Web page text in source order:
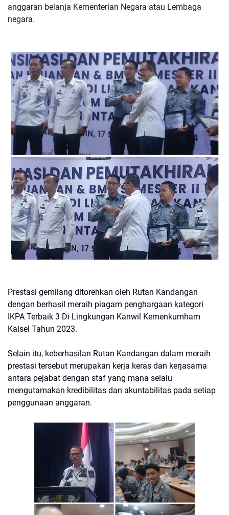
anggaran belanja Kementerian Negara atau Lembaga
negara.
Prestasi gemilang ditorehkan oleh Rutan Kandangan
dengan berhasil meraih piagam penghargaan kategori
IKPA Terbaik 3 Di Lingkungan Kanwil Kemenkumham
Kalsel Tahun 2023.
Selain itu, keberhasilan Rutan Kandangan dalam meraih
prestasi tersebut merupakan kerja keras dan kerjasama
antara pejabat dengan staf yang mana selalu
mengutamakan kredibilitas dan akuntabilitas pada setiap
penggunaan anggaran.